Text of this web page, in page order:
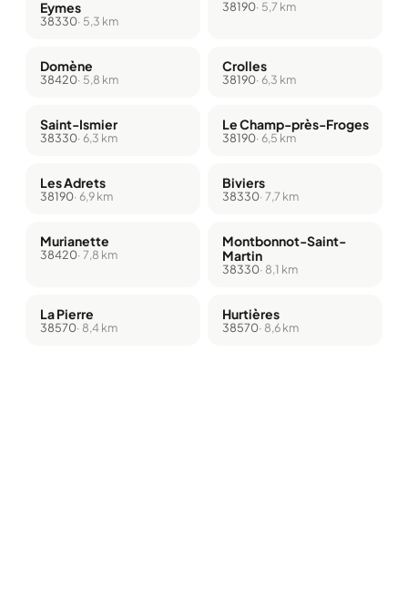
Eymes
38330· 5,3 km
38190· 5,7 km
Domène
38420· 5,8 km
Crolles
38190· 6,3 km
Saint-Ismier
38330· 6,3 km
Le Champ-près-Froges
38190· 6,5 km
Les Adrets
38190· 6,9 km
Biviers
38330· 7,7 km
Murianette
38420· 7,8 km
Montbonnot-Saint-
Martin
38330· 8,1 km
La Pierre
38570· 8,4 km
Hurtières
38570· 8,6 km